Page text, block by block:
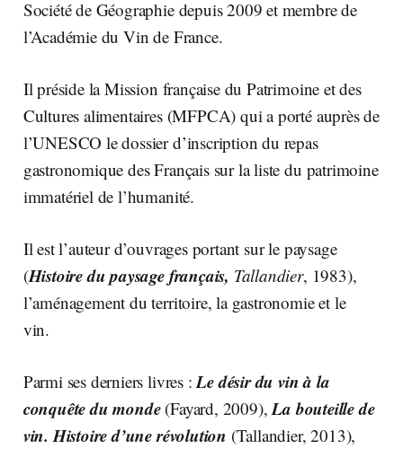
Société de Géographie depuis 2009 et membre de
l’Académie du Vin de France.
Il préside la Mission française du Patrimoine et des
Cultures alimentaires (MFPCA) qui a porté auprès de
l’UNESCO le dossier d’inscription du repas
gastronomique des Français sur la liste du patrimoine
immatériel de l’humanité.
Il est l’auteur d’ouvrages portant sur le paysage
(Histoire du paysage français, Tallandier, 1983),
l’aménagement du territoire, la gastronomie et le
vin.
Parmi ses derniers livres :Le désir du vin à la
conquête du monde (Fayard, 2009),La bouteille de
vin. Histoire d’une révolution (Tallandier, 2013),